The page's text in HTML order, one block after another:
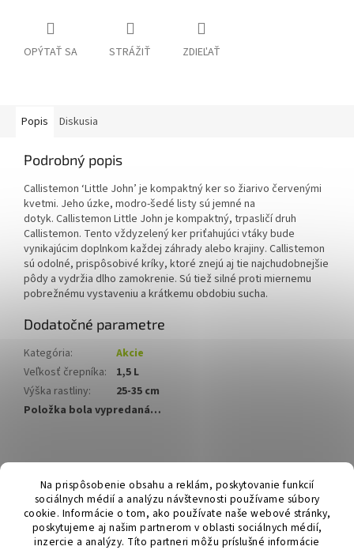
Na prispôsobenie obsahu a reklám, poskytovanie funkcií
sociálnych médií a analýzu návštevnosti používame súbory
cookie. Informácie o tom, ako používate naše webové stránky,
poskytujeme aj našim partnerom v oblasti sociálnych médií,
inzercie a analýzy. Títo partneri môžu príslušné informácie
OPÝTAŤ SA STRÁŽIŤ ZDIEĽAŤ
Popis Diskusia
Podrobný popis
Callistemon ‘Little John’ je kompaktný ker so žiarivo červenými
kvetmi. Jeho úzke, modro-šedé listy sú jemné na
dotyk. Callistemon Little John je kompaktný, trpasličí druh
Callistemon. Tento vždyzelený ker priťahujúci vtáky bude
vynikajúcim doplnkom každej záhrady alebo krajiny. Callistemon
sú odolné, prispôsobivé kríky, ktoré znejú aj tie najchudobnejšie
pôdy a vydržia dlho zamokrenie. Sú tiež silné proti miernemu
pobrežnému vystaveniu a krátkemu obdobiu sucha.
Dodatočné parametre
Kategória:
Akcie
Veľkosť črepníka:
1,5 L
Výška rastliny:
25-35 cm
Položka bola vypredaná…
á
Hurmikaki.com